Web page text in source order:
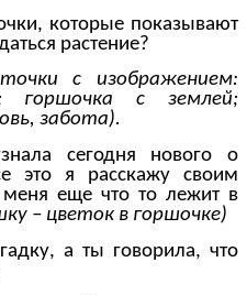
которые показывают
растение?
с изображением:
горшочка с землей;
забота).
сегодня нового о
это я расскажу своим
еще что то лежит в
– цветок в горшочке)
а ты говорила, что